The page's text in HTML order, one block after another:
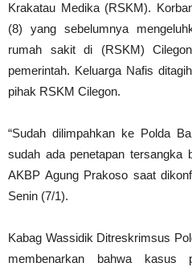
Krakatau Medika (RSKM).
(8) yang sebelumnya
rumah sakit di (RSKM)
pemerintah. Keluarga Nafis
pihak RSKM Cilegon.
“Sudah dilimpahkan ke Polda
sudah ada penetapan tersangka
AKBP Agung Prakoso saat
Senin (7/1).
Kabag Wassidik Ditreskrimsus
membenarkan bahwa kasus